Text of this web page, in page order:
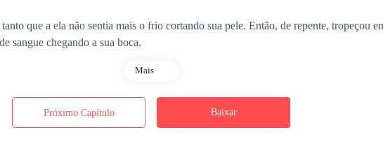
que a ela não sentia mais o frio cortando sua pele. Então, de repente, tropeçou
sangue chegando a sua boca.
os olhos arregalados. — Eu não aguento mais… ele tá aqui, ele tá falando
Mais
Próximo Capítulo Baixar